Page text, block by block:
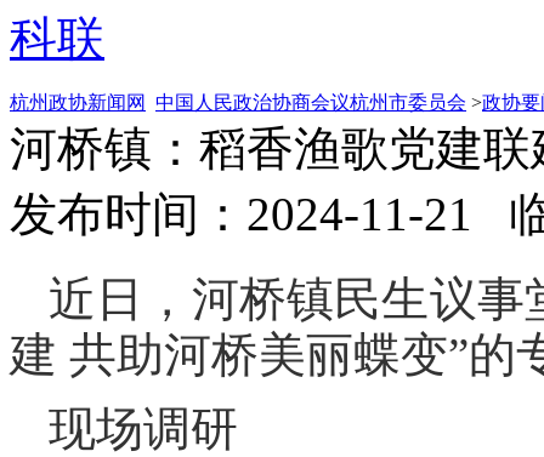
科联
杭州政协新闻网 中国人民政治协商会议杭州市委员会 >政协要
河桥镇：稻香渔歌党建
发布时间：2024-11-21
近日，河桥镇民生议事
建 共助河桥美丽蝶变”的
现场调研